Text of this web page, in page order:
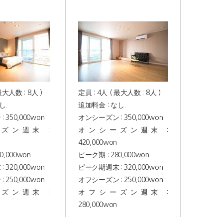
人数 : 8人 )
.
: 350,000won
ン週末 :
: 320,000won
: 250,000won
ン週末 :
定員 : 4人 ( 最大人数 : 8人 )
追加料金 : なし.
オンシーズン : 350,000won
オンシーズン週末 :
420,000won
ピーク期 : 280,000won
ピーク期週末 : 320,000won
オフシーズン : 250,000won
オフシーズン週末 :
280,000won